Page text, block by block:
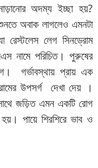
অদম্য ইচ্ছা হয়?
অবাক লাগলেও এমনটা
লেগ সিনড্রোম
পরিচিত। পুরুষের
গর্ভাবস্থায় প্রায় এক
উপসর্গ দেখা দেয় ।
জড়িত এমন একটি রোগ
পায়ে শিরশিরে ভাব ও